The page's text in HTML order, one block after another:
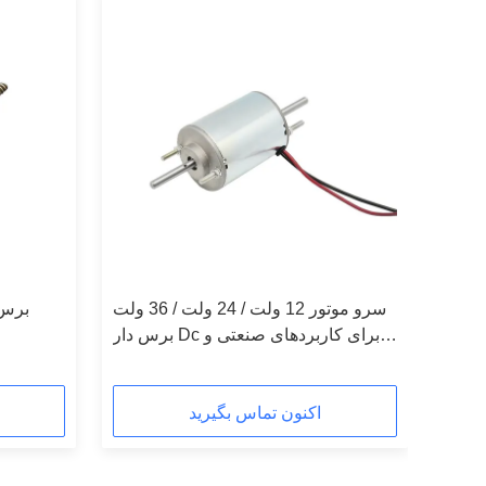
سرو موتور 12 ولت / 24 ولت / 36 ولت
برس دار Dc برای کاربردهای صنعتی و
اکنون تماس بگیرید